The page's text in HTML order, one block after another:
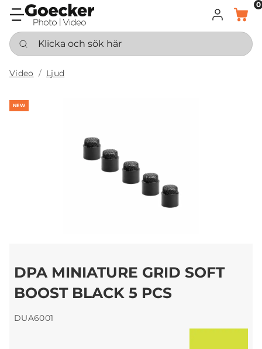
LOGGA IN
KORG
0
Klicka och sök här
Video Ljud
NEW
DPA MINIATURE GRID SOFT
BOOST BLACK 5 PCS
DUA6001